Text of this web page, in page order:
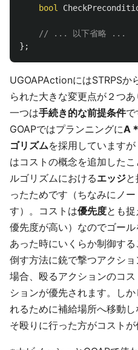
bool
// ... 以下省略 ...
};
UGOAPActionにはSTRPSか
られた大きな変更点が２つ
一つは手続き的な前提条件で
GOAPではプランニングにA
ゴリズムを採用しています
はコストの概念を追加した
ルゴリズムにおけるエッジ
ったためです（ちなみにノー
す）。コストは優先度とも
優先度が高い）なのでゴー
あった時にいくらか制御す
倒す方法に銃で撃つアクシ
場合、殴るアクションのコ
ションが優先されます。し
れるために補給場所へ移動
そ殴りに行った方がコストが